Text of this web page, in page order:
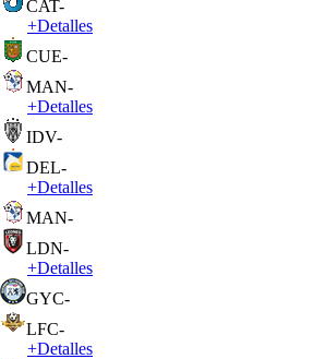
CAT-
+Detalles
CUE-
MAN-
+Detalles
IDV-
DEL-
+Detalles
MAN-
LDN-
+Detalles
GYC-
LFC-
+Detalles